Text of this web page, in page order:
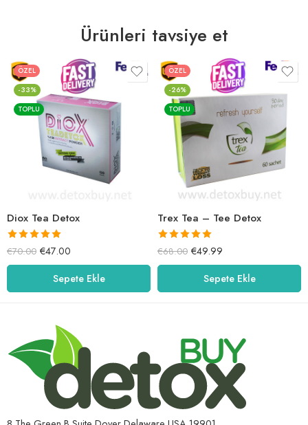
Ürünleri tavsiye et
ÖZEL
-33%
TOPLU
Diox Tea Detox
5 üzerinden
5.00oy aldı
€70.00 €47.00
Sepete Ekle
ÖZEL
-26%
TOPLU
Trex Tea – Tee Detox
5 üzerinden
5.00oy aldı
€68.00 €49.99
Sepete Ekle